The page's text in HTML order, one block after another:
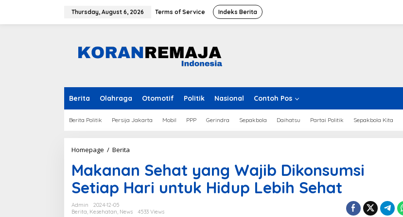
Thursday, August 6, 2026 Terms of Service Indeks Berita
Berita Olahraga Otomotif Politik Nasional Contoh Pos
Berita Politik Persija Jakarta Mobil PPP Gerindra Sepakbola Daihatsu Partai Politik Sepakbola Kita
Homepage / Berita
yang
Wajib
Dikonsumsi
Setiap
untuk
Makanan Sehat yang Wajib Dikonsumsi
Setiap Hari untuk Hidup Lebih Sehat
Admin
2024-12-05
Berita, Kesehatan, News 4533 Views